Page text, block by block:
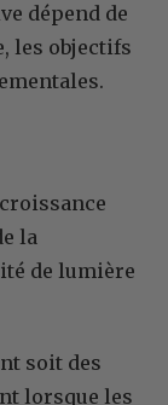
dépend de
les objectifs
la
de lumière
soit des
lorsque les